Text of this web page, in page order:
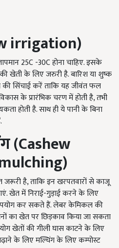
irrigation)
25C -30C होना चाहिए. इसके
खेती के लिए जरुरी है. बारिश या शुष्क
सिंचाई करें ताकि यह जीवंत फल
के प्रारंभिक चरण में होती है, तभी
होती है. साथ ही ये पानी के बिना
(Cashew
जरूरी है, ताकि इन खरपतवारों से काजू
खेत में निराई-गुड़ाई करने के लिए
कर सकते हैं. लेबर केमिकल की
का खेत पर छिड़काव किया जा सकता
खेतों की गीली घास काटने के लिए
के लिए मल्चिंग के लिए कम्पोस्ट